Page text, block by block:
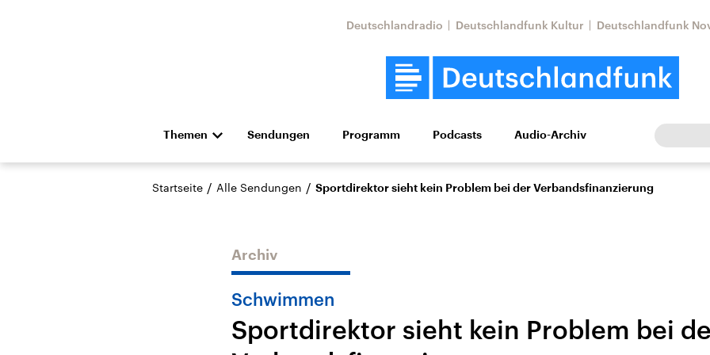
Deutschlandradio Deutschlandfunk Kultur Deutschlandfunk
Themen
Die Nachrichten Politik Wirtschaft Wissen Kultur Europa
Hörspiel und Feature Musik
Landtagswahl Sachsen-
USA
Nahostkonflikt
Iran
Sendungen Programm Podcasts Audio-Archiv
Startseite / Alle Sendungen / Sportdirektor sieht kein Problem bei der Verbandsfinanzierung
Archiv
Schwimmen
Sportdirektor sieht kein Problem bei